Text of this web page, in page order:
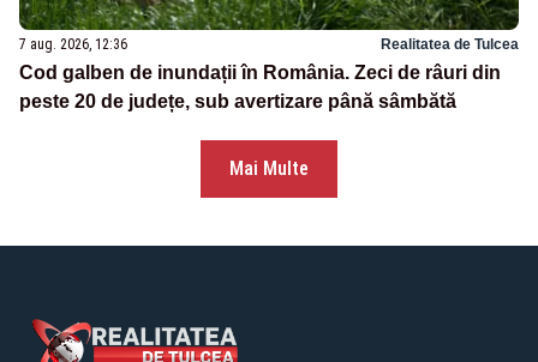
7 aug. 2026, 12:36 Realitatea de Tulcea
Cod galben de inundații în România. Zeci de râuri din
peste 20 de județe, sub avertizare până sâmbătă
Mai Multe